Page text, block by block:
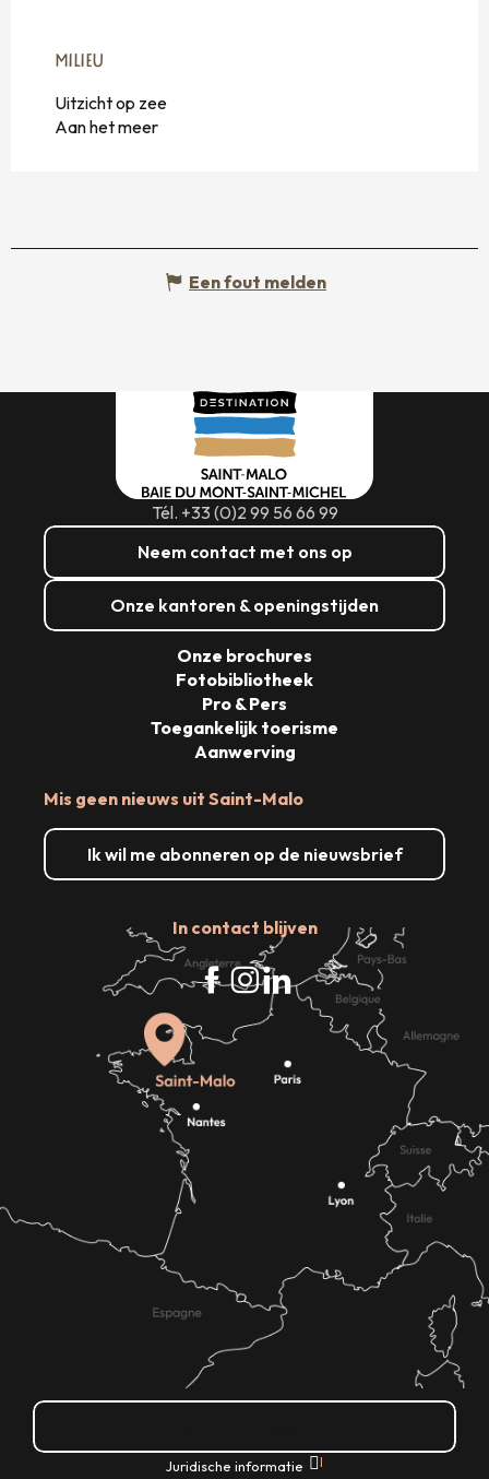
MILIEU
MILIEU
Uitzicht op zee
Aan het meer
Een fout melden
Tél. +33 (0)2 99 56 66 99
Neem contact met ons op
Onze kantoren & openingstijden
Mis geen nieuws uit Saint-Malo
Ik wil me abonneren op de nieuwsbrief
In contact blijven
Onze brochures
Fotobibliotheek
Pro & Pers
Toegankelijk toerisme
Aanwerving
Juridische informatie
|